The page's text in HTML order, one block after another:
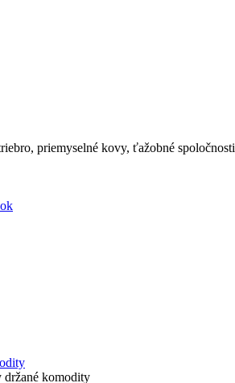
priemyselné kovy, ťažobné spoločnosti
držané komodity